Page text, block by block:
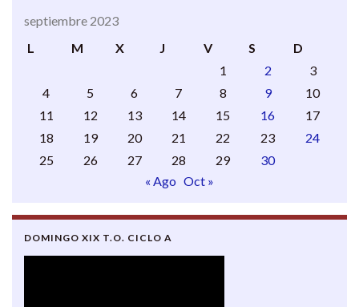
septiembre 2023
L
M X J V S
D
1
2
3
4
5 6 7 8 9
10
11
12 13 14 15 16
17
18
19 20 21 22 23
24
25
26 27 28 29
30
« Ago Oct »
DOMINGO XIX T.O. CICLO A